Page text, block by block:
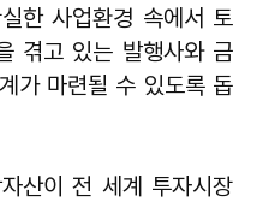
한 사업환경 속에서 토
겪고 있는 발행사와 금
가 마련될 수 있도록 돕
산이 전 세계 투자시장